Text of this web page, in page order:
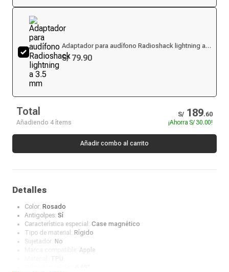
Adaptador para audífono Radioshack lightning a
3.5 mm
S/ 79.90
Total S/ 189.60
Añadiendo 4 ítems
¡AhorraS/ 30.00!
Añadir combo al carrito
Detalles
Color: Rosado
Antigolpes: Sí
Característica especial: Case magnético
Tipo de material: Rígido
Sujetador: No
Apple